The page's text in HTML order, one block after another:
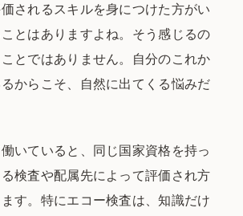
されるスキルを身につけた方がい
とはありますよね。そう感じるの
とではありません。自分のこれか
からこそ、自然に出てくる悩みだ
いていると、同じ国家資格を持っ
検査や配属先によって評価され方
す。特にエコー検査は、知識だけ